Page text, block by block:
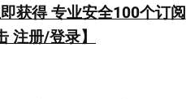
获得 专业安全100个订阅
注册/登录】